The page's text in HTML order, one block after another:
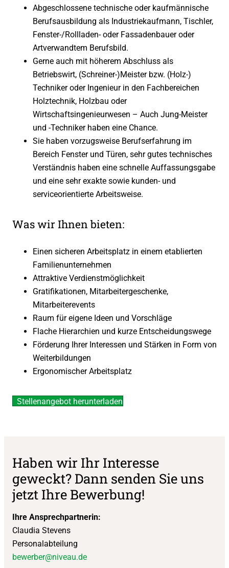
Abgeschlossene technische oder kaufmännische
Berufsausbildung als Industriekaufmann, Tischler,
Fenster-/Rollladen- oder Fassadenbauer oder
Artverwandtem Berufsbild.
Gerne auch mit höherem Abschluss als
Betriebswirt, (Schreiner-)Meister bzw. (Holz-)
Techniker oder Ingenieur in den Fachbereichen
Holztechnik, Holzbau oder
Wirtschaftsingenieurwesen – Auch Jung-Meister
und -Techniker haben eine Chance.
Sie haben vorzugsweise Berufserfahrung im
Bereich Fenster und Türen, sehr gutes technisches
Verständnis haben eine schnelle Auffassungsgabe
und eine sehr exakte sowie kunden- und
serviceorientierte Arbeitsweise.
Was wir Ihnen bieten:
Einen sicheren Arbeitsplatz in einem etablierten
Familienunternehmen
Attraktive Verdienstmöglichkeit
Gratifikationen, Mitarbeitergeschenke,
Mitarbeiterevents
Raum für eigene Ideen und Vorschläge
Flache Hierarchien und kurze Entscheidungswege
Förderung Ihrer Interessen und Stärken in Form von
Weiterbildungen
Ergonomischer Arbeitsplatz
Stellenangebot herunterladen
Haben wir Ihr Interesse
geweckt? Dann senden Sie uns
jetzt Ihre Bewerbung!
Ihre Ansprechpartnerin:
Claudia Stevens
Personalabteilung
bewerber@niveau.de